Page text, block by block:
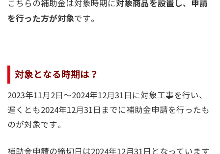
こちらの補助金は対象時期に対象商品を設置し、申請
を行った方が対象です。
対象となる時期は？
2023年11月2日～2024年12月31日に対象工事を行い、
遅くとも2024年12月31日までに補助金申請を行ったも
のが対象です。
補助金申請の締切日は2024年12月31日となっています